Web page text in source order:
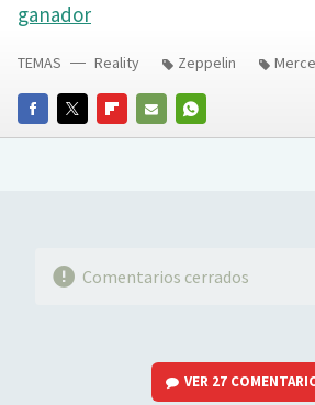
ganador
FACEBOOKTWITTERFLIPBOARD
E-
WHATSAPP
TEMAS Reality Zeppelin
Comentarios cerrados
VER 27